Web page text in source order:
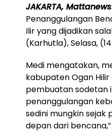
JAKARTA,
Penanggulangan
Ilir yang dijadikan
(Karhutla), Selasa,
Medi mengatakan,
kabupaten Ogan
pembuatan sodetan
penanggulangan
sedini mungkin
depan dari